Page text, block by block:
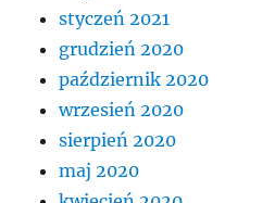
styczeń 2021
grudzień 2020
październik 2020
wrzesień 2020
sierpień 2020
maj 2020